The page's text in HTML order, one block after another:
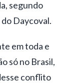
segundo
Daycoval.
em toda e
só no Brasil,
conflito